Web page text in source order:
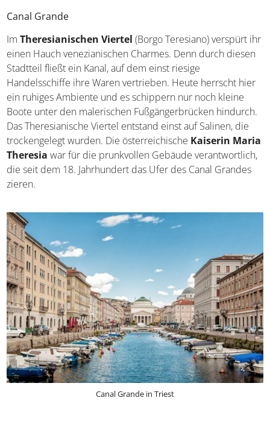
Im
Theresianischen Viertel(Borgo Teresiano) verspürt
ihr einen Hauch venezianischen Charmes. Denn durch
diesen Stadtteil fließt ein Kanal, auf dem einst riesige
Handelsschiffe ihre Waren vertrieben. Heute herrscht
hier ein ruhiges Ambiente und es schippern nur noch
kleine Boote unter den malerischen Fußgängerbrücken
hindurch. Das Theresianische Viertel entstand einst auf
Salinen, die trockengelegt wurden. Die österreichische
Kaiserin Maria Theresia
war für die prunkvollen
Gebäude verantwortlich, die seit dem 18. Jahrhundert
Canal Grande in Triest